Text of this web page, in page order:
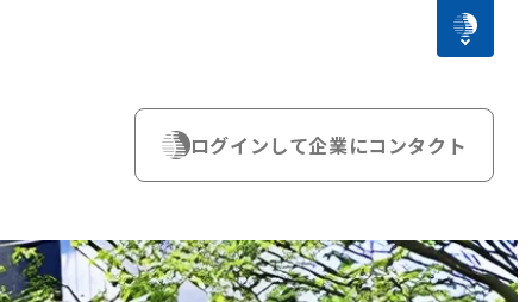
ログインして企業にコンタクト